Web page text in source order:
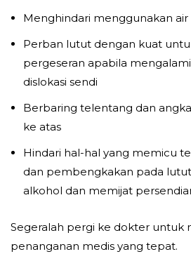
Menghindari menggunakan
Perban lutut dengan kuat
pergeseran apabila
dislokasi sendi
Berbaring telentang dan
ke atas
Hindari hal-hal yang memicu
dan pembengkakan pada
alkohol dan memijat
Segeralah pergi ke dokter untuk
penanganan medis yang tepat.